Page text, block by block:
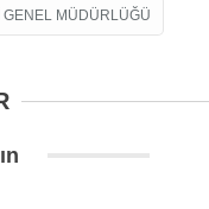
GENEL MÜDÜRLÜĞÜ